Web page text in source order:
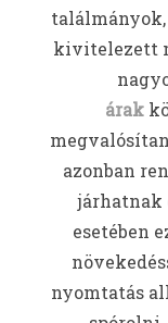
találmányok,
kivitelezett
árak
azonban
járhatnak
esetében
nyomtatás